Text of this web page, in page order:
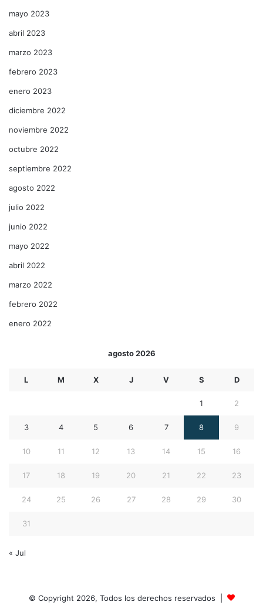
mayo 2023
abril 2023
marzo 2023
febrero 2023
enero 2023
diciembre 2022
noviembre 2022
octubre 2022
septiembre 2022
agosto 2022
julio 2022
junio 2022
mayo 2022
abril 2022
marzo 2022
febrero 2022
enero 2022
agosto 2026
L M X J V S D
1 2
3 4 5 6 7 8 9
10 11 12 13 14 15 16
17 18 19 20 21 22 23
24 25 26 27 28 29 30
31
« Jul
© Copyright 2026, Todos los derechos reservados |